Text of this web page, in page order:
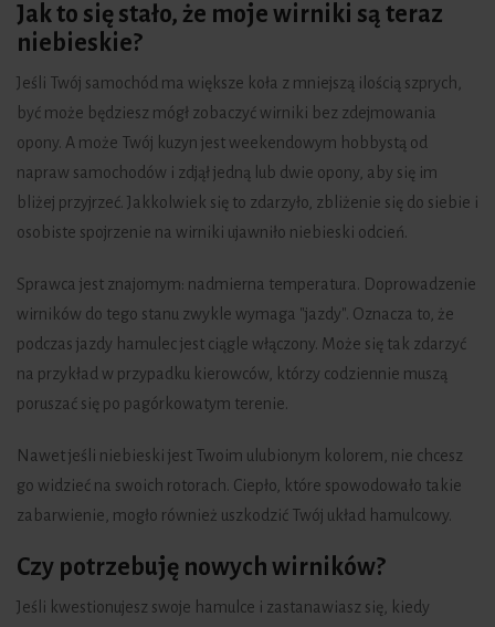
Jak to się stało, że moje wirniki są teraz
niebieskie?
Jeśli Twój samochód ma większe koła z mniejszą ilością szprych,
być może będziesz mógł zobaczyć wirniki bez zdejmowania
opony. A może Twój kuzyn jest weekendowym hobbystą od
napraw samochodów i zdjął jedną lub dwie opony, aby się im
bliżej przyjrzeć. Jakkolwiek się to zdarzyło, zbliżenie się do siebie i
osobiste spojrzenie na wirniki ujawniło niebieski odcień.
Sprawca jest znajomym: nadmierna temperatura. Doprowadzenie
wirników do tego stanu zwykle wymaga "jazdy". Oznacza to, że
podczas jazdy hamulec jest ciągle włączony. Może się tak zdarzyć
na przykład w przypadku kierowców, którzy codziennie muszą
poruszać się po pagórkowatym terenie.
Nawet jeśli niebieski jest Twoim ulubionym kolorem, nie chcesz
go widzieć na swoich rotorach. Ciepło, które spowodowało takie
zabarwienie, mogło również uszkodzić Twój układ hamulcowy.
Czy potrzebuję nowych wirników?
Jeśli kwestionujesz swoje hamulce i zastanawiasz się, kiedy